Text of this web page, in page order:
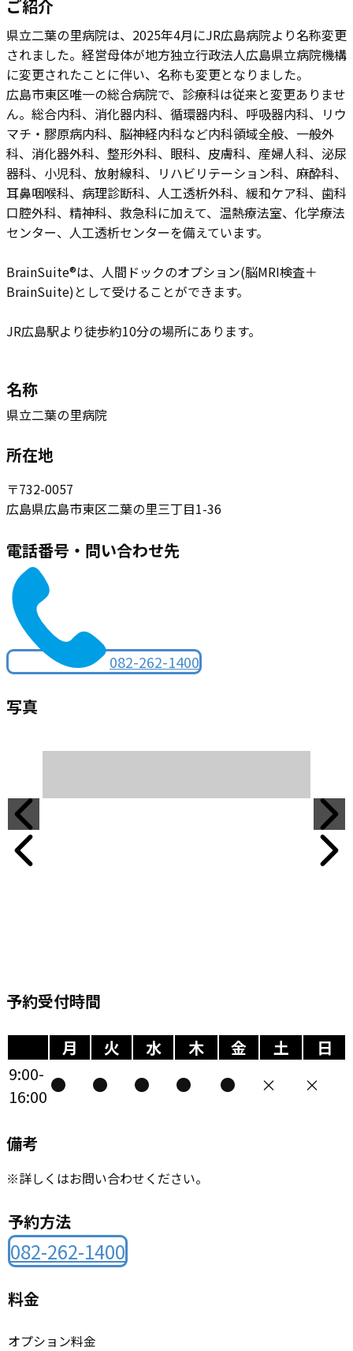
ご紹介
県立二葉の里病院は、​2025年4月にJR広島病院より名称変更
されました。経営母体が地方独立行政法人広島県立病院機構
に変更されたことに伴い、名称も変更となりました。
広島市東区唯一の総合病院で、診療科は従来と変更ありませ
ん。総合内科、消化器内科、循環器内科、呼吸器内科、リウ
マチ・膠原病内科、脳神経内科など内科領域全般、一般外
科、消化器外科、整形外科、眼科、皮膚科、産婦人科、泌尿
器科、小児科、放射線科、リハビリテーション科、麻酔科、
耳鼻咽喉科、病理診断科、人工透析外科、緩和ケア科、歯科
口腔外科、精神科、救急科に加えて、温熱療法室、化学療法
センター、人工透析センターを備えています。
BrainSuite®は、人間ドックのオプション(脳MRI検査＋
BrainSuite)として受けることができます。
JR広島駅より徒歩約10分の場所にあります。
名称
県立二葉の里病院
所在地
〒732-0057
広島県広島市東区二葉の里三丁目1-36
電話番号・問い合わせ先
082-262-1400
写真
予約受付時間
月 火 水 木 金 土
日
9:00-
16:00
● ● ● ● ● × ×
備考
※詳しくはお問い合わせください。
予約方法
082-262-1400
料金
オプション料金